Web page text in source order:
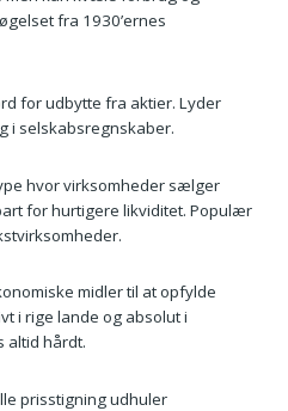
fra 1930’ernes
for udbytte fra aktier. Lyder
i selskabsregnskaber.
hvor virksomheder sælger
for hurtigere likviditet. Populær
midler til at opfylde
i rige lande og absolut i
altid hårdt.
prisstigning udhuler